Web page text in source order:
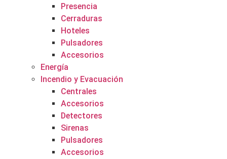
Presencia
Cerraduras
Hoteles
Pulsadores
Accesorios
Energía
Incendio y Evacuación
Centrales
Accesorios
Detectores
Sirenas
Pulsadores
Accesorios